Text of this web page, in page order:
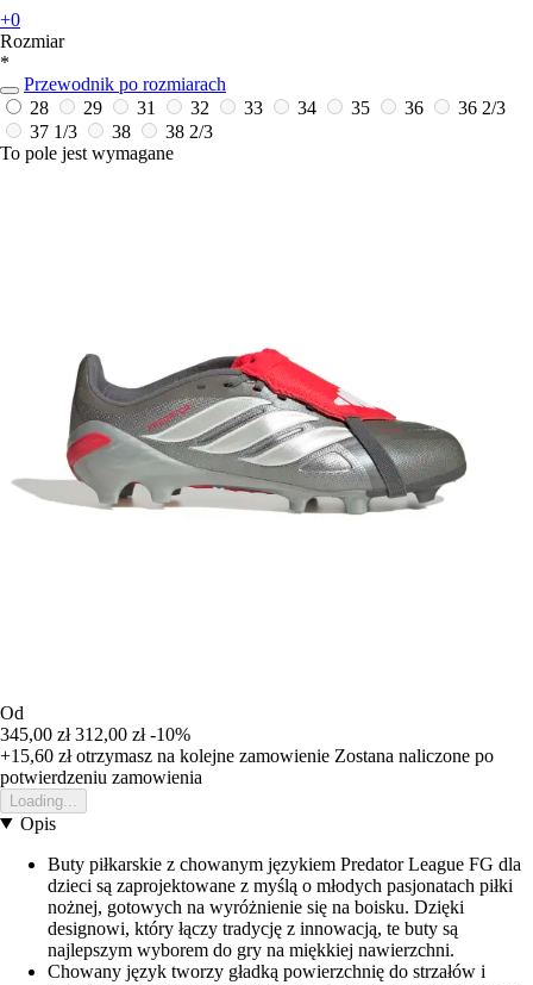
+0
Rozmiar
*
Przewodnik po rozmiarach
28
29 31 32 33 34 35 36
36 2/3
37 1/3
38
38 2/3
To pole jest wymagane
Od
345,00 zł 312,00 zł -10%
+15,60 złotrzymasz na kolejne zamowienie Zostana naliczone po
potwierdzeniu zamowienia
Loading...
Opis
Buty piłkarskie z chowanym językiem Predator League FG dla
dzieci są zaprojektowane z myślą o młodych pasjonatach piłki
nożnej, gotowych na wyróżnienie się na boisku. Dzięki
designowi, który łączy tradycję z innowacją, te buty są
najlepszym wyborem do gry na miękkiej nawierzchni.
Chowany język tworzy gładką powierzchnię do strzałów i